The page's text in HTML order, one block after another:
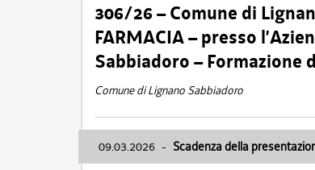
306/26 – Comune di
FARMACIA – presso
Sabbiadoro – Formazione
Comune di Lignano Sabbiadoro
09.03.2026 - Scadenza della